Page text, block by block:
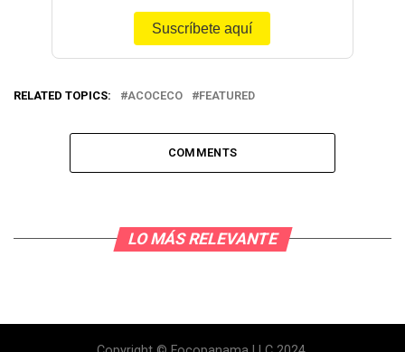
Suscríbete aquí
RELATED TOPICS: ACOCECO FEATURED
COMMENTS
LO MÁS RELEVANTE